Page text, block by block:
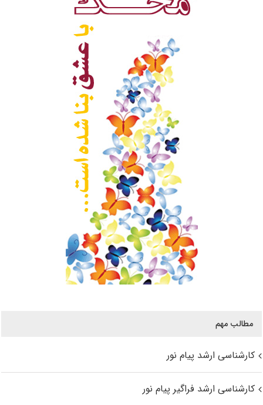
مطالب مهم
کارشناسی ارشد پیام نور
کارشناسی ارشد فراگیر پیام نور